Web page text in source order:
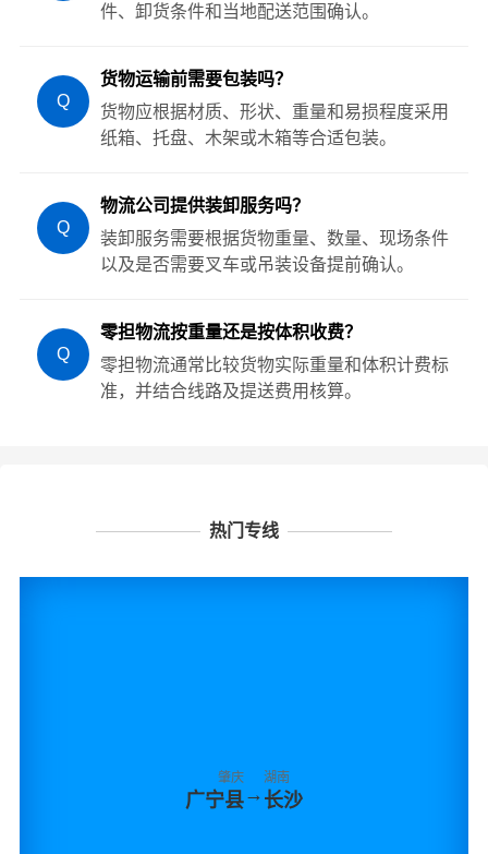
件、卸货条件和当地配送范围确认。
Q
货物运输前需要包装吗？
货物应根据材质、形状、重量和易损程度采用
纸箱、托盘、木架或木箱等合适包装。
Q
物流公司提供装卸服务吗？
装卸服务需要根据货物重量、数量、现场条件
以及是否需要叉车或吊装设备提前确认。
Q
零担物流按重量还是按体积收费？
零担物流通常比较货物实际重量和体积计费标
准，并结合线路及提送费用核算。
热门专线
肇庆
广宁县→
湖南
长沙